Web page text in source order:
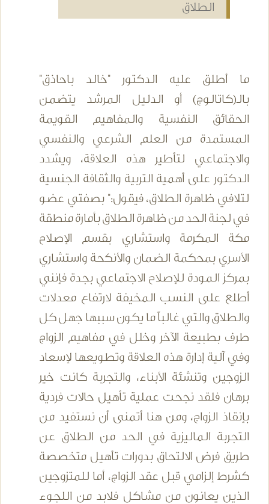
الطلاق
ما أطلق عليه الدكتور "خالد باحاذق"
بالـ(كاتالوج) أو الدليل المرشد يتضمن
الحقائق النفسية والمفاهيم القويمة
المستمدة من العلم الشرعي والنفسي
والاجتماعي لتأطير هذه العلاقة، ويشدد
الدكتور على أهمية التربية والثقافة الجنسية
لتلافي ظاهرة الطلاق، فيقول:" بصفتي عضو
في لجنة الحد من ظاهرة الطلاق بأمارة منطقة
مكة المكرمة واستشاري بقسم الإصلاح
الأسري بمحكمة الضمان والأنكحة واستشاري
بمركز المودة للإصلاح الاجتماعي بجدة فإنني
أطلع على النسب المخيفة لارتفاع معدلات
والطلاق والتي غالباً ما يكون سببها جهل كل
طرف بطبيعة الآخر وخلل في مفاهيم الزواج
وفي آلية إدارة هذه العلاقة وتطويعها لإسعاد
الزوجين وتنشئة الأبناء، والتجربة كانت خير
برهان فلقد نجحت عملية تأهيل حالات فردية
بإنقاذ الزواج، ومن هنا أتمنى أن نستفيد من
التجربة الماليزية في الحد من الطلاق عن
طريق فرض الالتحاق بدورات تأهيل متخصصة
كشرط إلزامي قبل عقد الزواج، أما للمتزوجين
الذين يعانون من مشاكل فلابد من اللجوء